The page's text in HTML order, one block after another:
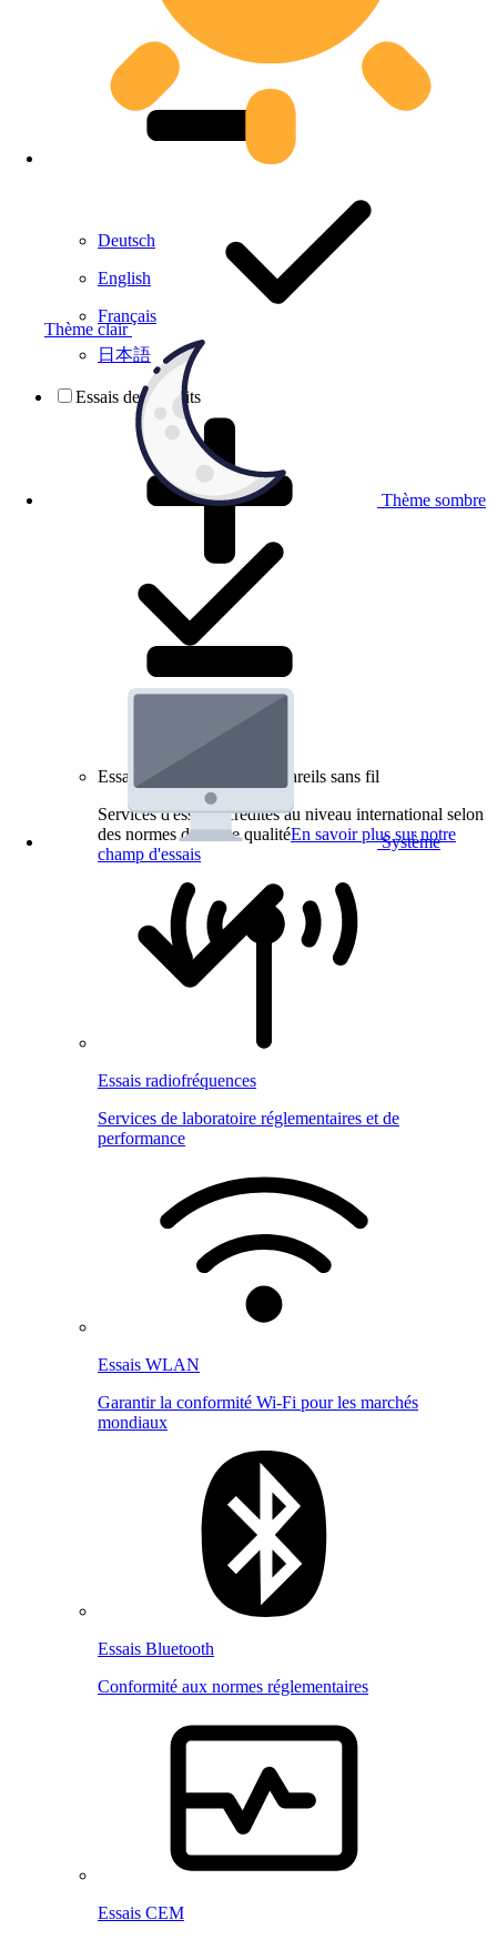
Thème clair
Thème sombre
Système
Deutsch
English
Français
日本語
Essais de produits
Essais de produits pour appareils sans fil
Services d'essai accrédités au niveau international selon
des normes de haute qualitéEn savoir plus sur notre
champ d'essais
Essais radiofréquences
Services de laboratoire réglementaires et de
performance
Essais WLAN
Garantir la conformité Wi-Fi pour les marchés
mondiaux
Essais Bluetooth
Conformité aux normes réglementaires
Essais CEM